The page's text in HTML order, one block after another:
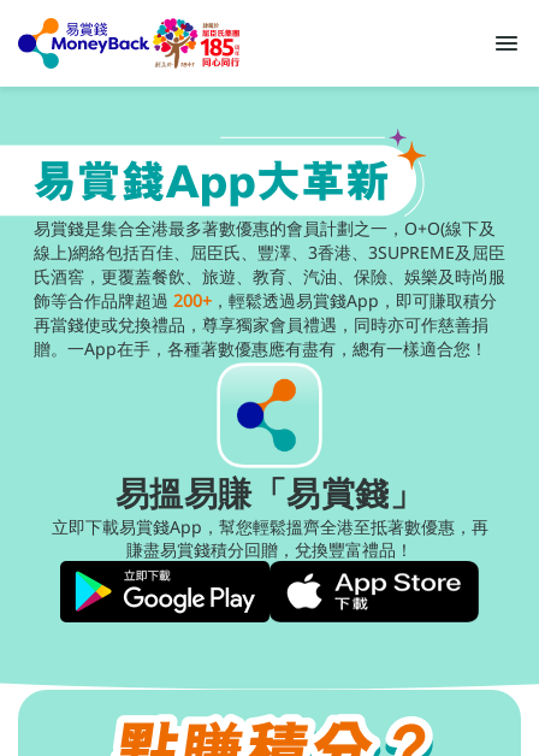
易賞錢是集合全港最多著數優惠的會員計劃之一，O+O(線下及
線上)網絡包括百佳、屈臣氏、豐澤、3香港、3SUPREME及屈臣
氏酒窖，更覆蓋餐飲、旅遊、教育、汽油、保險、娛樂及時尚服
飾等合作品牌超過 200+ ，輕鬆透過易賞錢App，即可賺取積分
再當錢使或兌換禮品，尊享獨家會員禮遇，同時亦可作慈善捐
贈。一App在手，各種著數優惠應有盡有，總有一樣適合您！ ​
易搵易賺「易賞錢」
立即下載易賞錢App，幫您輕鬆搵齊全港至抵著數優惠，再
賺盡易賞錢積分回贈，兌換豐富禮品！